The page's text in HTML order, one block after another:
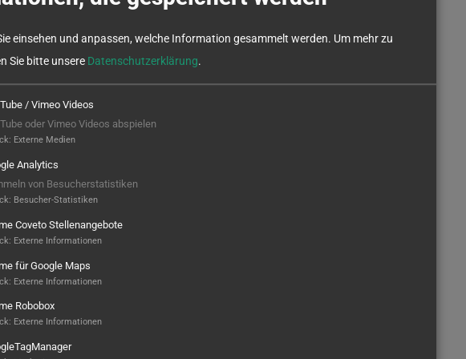
runden Frästeilen
einsehen und anpassen, welche Information gesammelt werden. Um mehr zu
Sie bitte unsere Datenschutzerklärung.
/ Vimeo Videos
oder Vimeo Videos abspielen
: Externe Medien
Analytics
von Besucherstatistiken
: Besucher-Statistiken
Coveto Stellenangebote
: Externe Informationen
für Google Maps
: Externe Informationen
Robobox
: Externe Informationen